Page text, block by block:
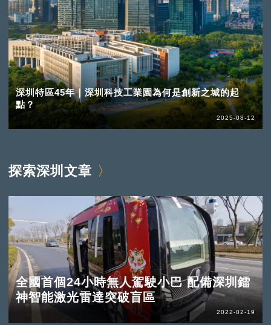
深圳特區45年｜深圳科技工業園為何是創新之城的起
點？
2025-08-12
探索深圳文章
全國首個24小時無人駕駛小巴 配備深圳鐳
神智能激光雷達突破盲區
2022-02-19